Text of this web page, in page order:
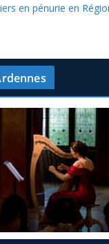
en pénurie en